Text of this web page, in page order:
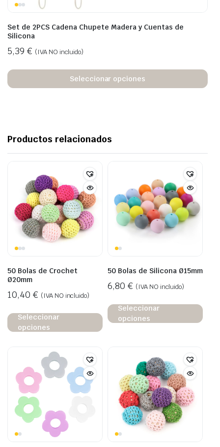
Set de 2PCS Cadena Chupete Madera y Cuentas de
Silicona
5,39 € (IVA NO incluido)
Seleccionar opciones
Productos relacionados
50 Bolas de Crochet
Ø20mm
10,40 € (IVA NO incluido)
Seleccionar
opciones
50 Bolas de Silicona Ø15mm
6,80 € (IVA NO incluido)
Seleccionar
opciones